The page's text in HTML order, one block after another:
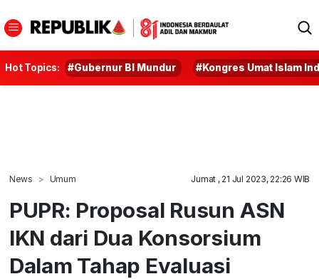
Hot Topics: #Gubernur BI Mundur #Kongres Umat Islam
News Umum Jumat , 21 Jul 2023, 22:26 WIB
PUPR: Proposal Rusun ASN
IKN dari Dua Konsorsium
Dalam Tahap Evaluasi